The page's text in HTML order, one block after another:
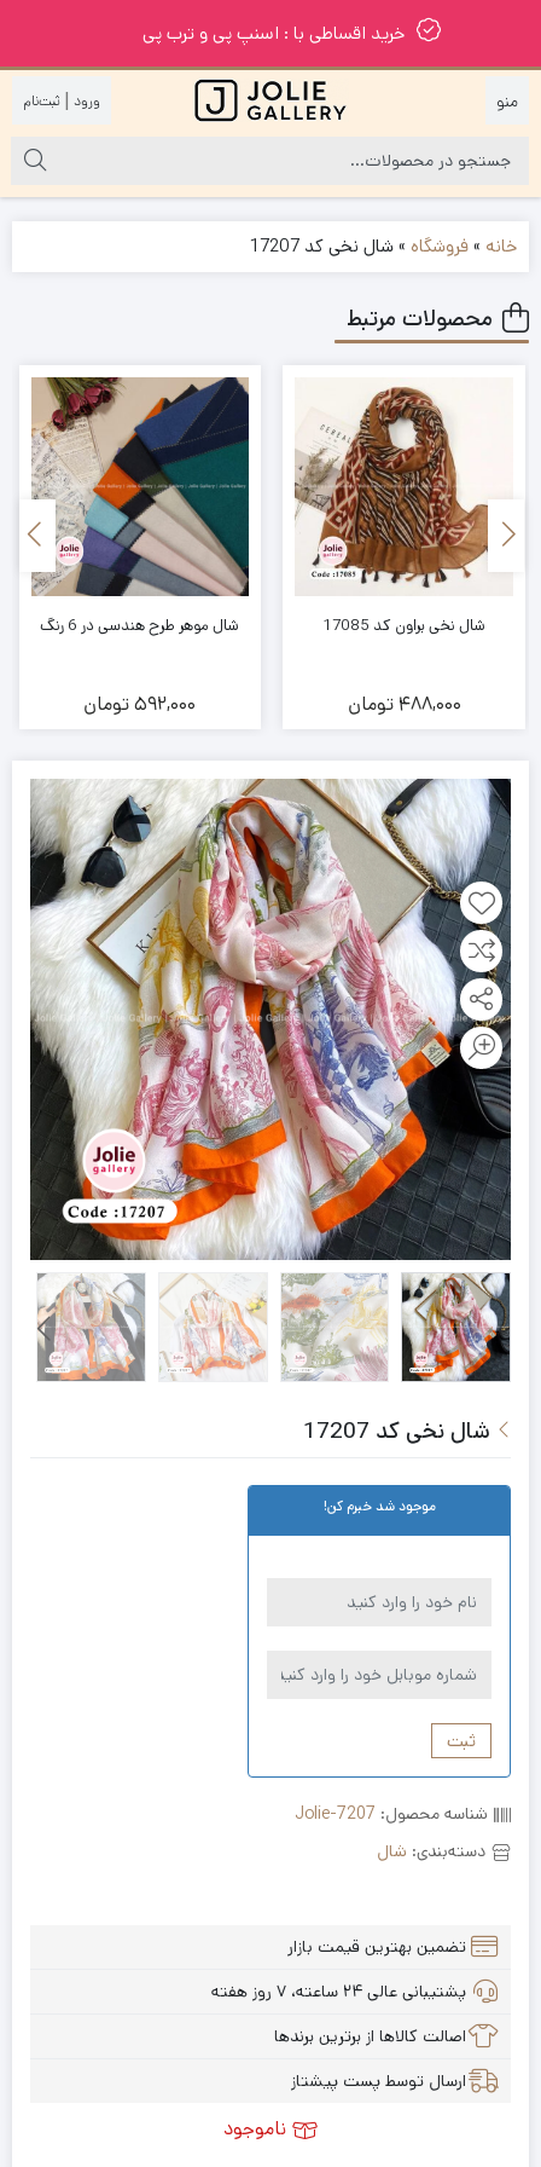
خرید اقساطی با : اسنپ پی و ترب پی
|
خانه »فروشگاه »شال نخی کد 17207
محصولات مرتبط
شال نخی براون کد 17085
488,000 تومان
شال موهر طرح هندسی در 6 رنگ
592,000تومان
شال نخی کد 17207
موجود شد خبرم کن!
ثبت
شناسه محصول: Jolie-7207
دسته‌بندی: شال
تضمین بهترین قیمت بازار
پشتیبانی عالی ۲۴ ساعته، ۷ روز هفته
اصالت کالاها از برترین برندها
ارسال توسط پست پیشتاز
ناموجود